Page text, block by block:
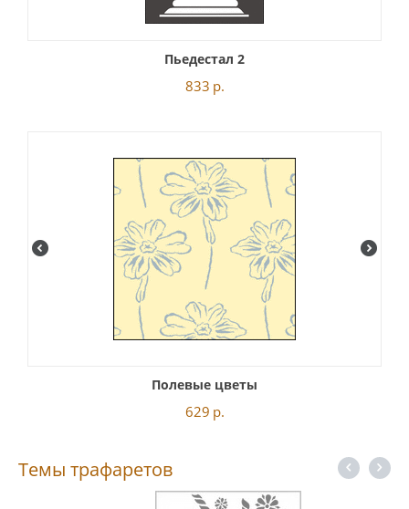
Пьедестал 2
833 р.
Полевые цветы
629 р.
Темы трафаретов